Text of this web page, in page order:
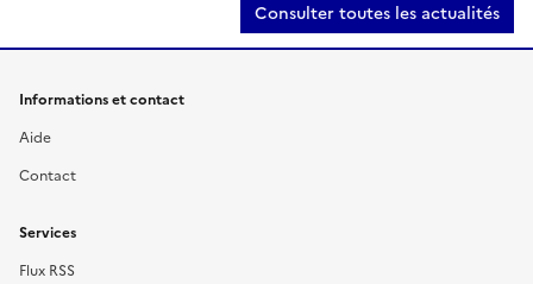
Consulter toutes les actualités
Informations et contact
Aide
Contact
Services
Flux RSS